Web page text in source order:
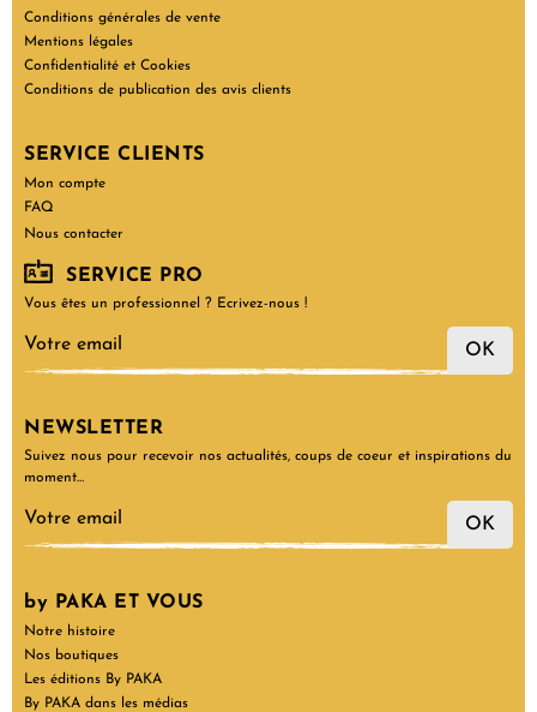
Conditions générales de vente
Mentions légales
Confidentialité et Cookies
Conditions de publication des avis clients
SERVICE CLIENTS
Mon compte
FAQ
Nous contacter
SERVICE PRO
Vous êtes un professionnel ? Ecrivez-nous !
OK
NEWSLETTER
Suivez nous pour recevoir nos actualités, coups de coeur et inspirations du
moment…
OK
by PAKA ET VOUS
Notre histoire
Nos boutiques
Les éditions By PAKA
By PAKA dans les médias